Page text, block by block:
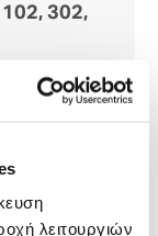
λειτουργιών
102, 302,